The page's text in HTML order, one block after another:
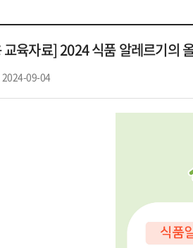
교육자료] 2024 식품 알레르기의
2024-09-04